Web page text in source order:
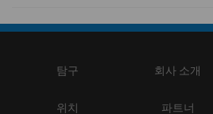
탐구 회사 소개
위치 파트너